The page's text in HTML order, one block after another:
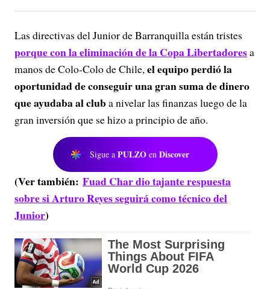
Las directivas del Junior de Barranquilla están tristes
porque con la eliminación de la Copa Libertadoresa
manos de Colo-Colo de Chile,el equipo perdió la
oportunidad de conseguir una gran suma de dinero
que ayudaba al club a nivelar las finanzas luego de la
gran inversión que se hizo a principio de año.
Sigue a PULZO en Discover
(Ver también: Fuad Char dio tajante respuesta
sobre si Arturo Reyes seguirá como técnico del
Junior)